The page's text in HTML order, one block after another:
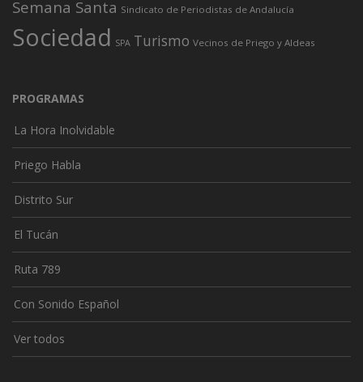
Semana Santa Sindicato de Periodistas de Andalucía
Sociedad SPA Turismo Vecinos de Priego y Aldeas
PROGRAMAS
La Hora Inolvidable
Priego Habla
Distrito Sur
El Tucán
Ruta 789
Con Sonido Español
Ver todos